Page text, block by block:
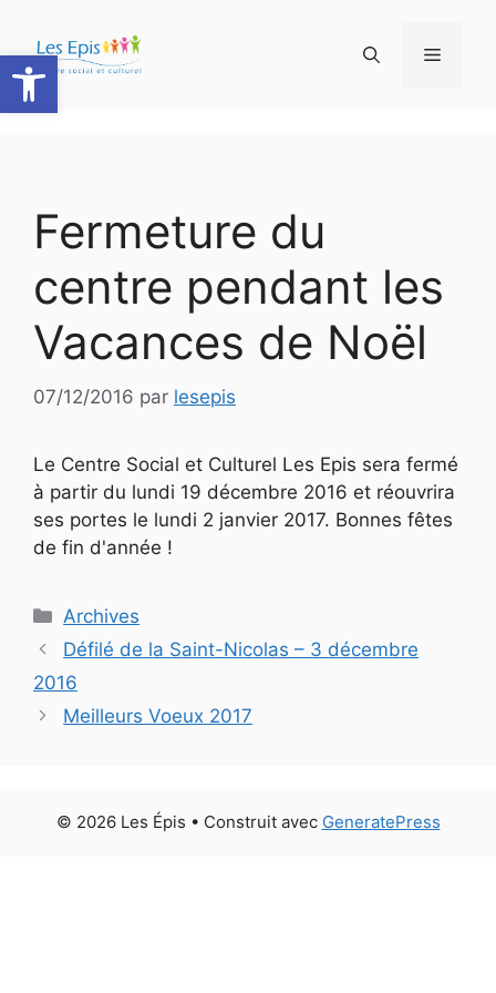
Ouvrir la barre d’outils
contenu
Menu
Fermeture du
centre pendant les
Vacances de Noël
07/12/2016 par lesepis
Le Centre Social et Culturel Les Epis sera fermé
à partir du lundi 19 décembre 2016 et réouvrira
ses portes le lundi 2 janvier 2017. Bonnes fêtes
de fin d'année !
Catégories
Archives
Défilé de la Saint-Nicolas – 3 décembre
2016
Meilleurs Voeux 2017
© 2026 Les Épis • Construit avec GeneratePress